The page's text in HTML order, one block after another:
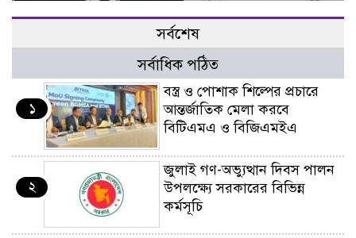
সর্বশেষ
সর্বাধিক পঠিত
১
বস্ত্র ও পোশাক শিল্পের প্রচারে
আন্তর্জাতিক মেলা করবে
বিটিএমএ ও বিজিএমইএ
২
জুলাই গণ-অভ্যুত্থান দিবস পালন
উপলক্ষ্যে সরকারের বিভিন্ন
কর্মসূচি